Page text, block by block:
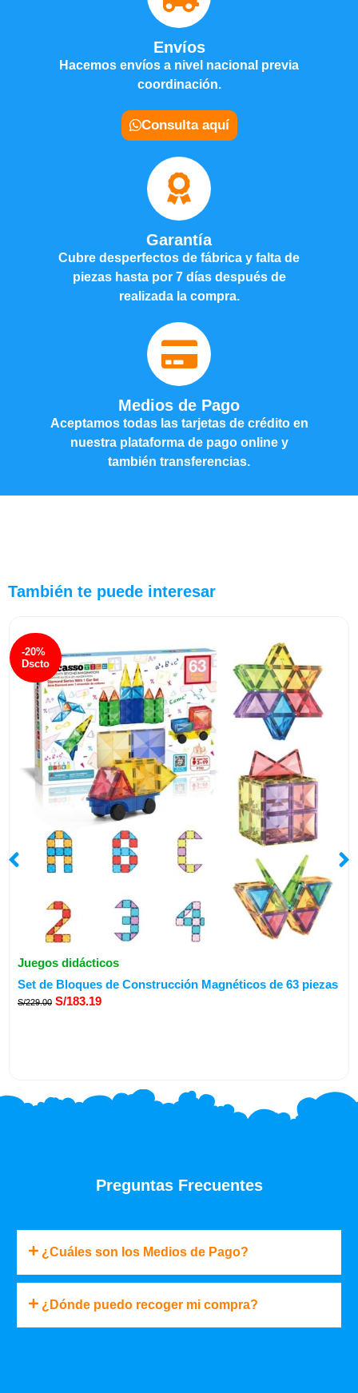
Envíos
Hacemos envíos a nivel nacional previa
coordinación.
Consulta aquí
Garantía
Cubre desperfectos de fábrica y falta de
piezas hasta por 7 días después de
realizada la compra.
Medios de Pago
Aceptamos todas las tarjetas de crédito en
nuestra plataforma de pago online y
también transferencias.
También te puede interesar
-20%
Dscto
Juegos didácticos
Set de Bloques de Construcción Magnéticos de 63 piezas
S/229.00
El
precio
original
S/183.19
El
precio
Preguntas Frecuentes
¿Cuáles son los Medios de Pago?
¿Dónde puedo recoger mi compra?